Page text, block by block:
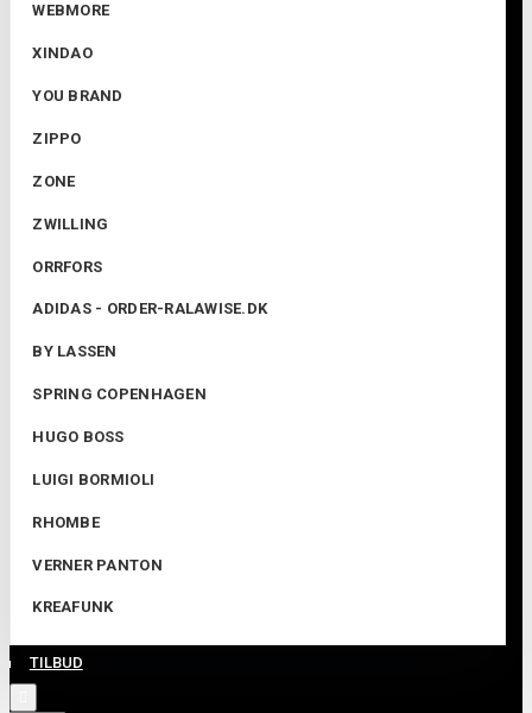
WEBMORE
XINDAO
YOU BRAND
ZIPPO
ZONE
ZWILLING
ORRFORS
ADIDAS - ORDER-RALAWISE.DK
BY LASSEN
SPRING COPENHAGEN
HUGO BOSS
LUIGI BORMIOLI
RHOMBE
VERNER PANTON
KREAFUNK
TILBUD